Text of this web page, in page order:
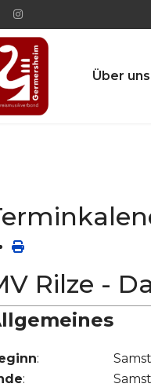
Über uns
Rilze -
:
: